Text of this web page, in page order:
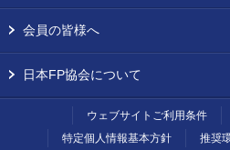
会員の皆様へ
日本FP協会について
ウェブサイトご利用条件
特定個人情報基本方針
推奨